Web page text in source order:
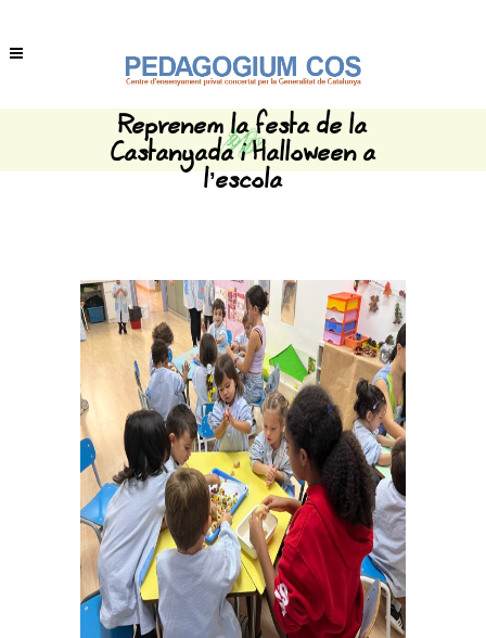
Reprenem la festa de la
Castanyada i Halloween a
l’escola